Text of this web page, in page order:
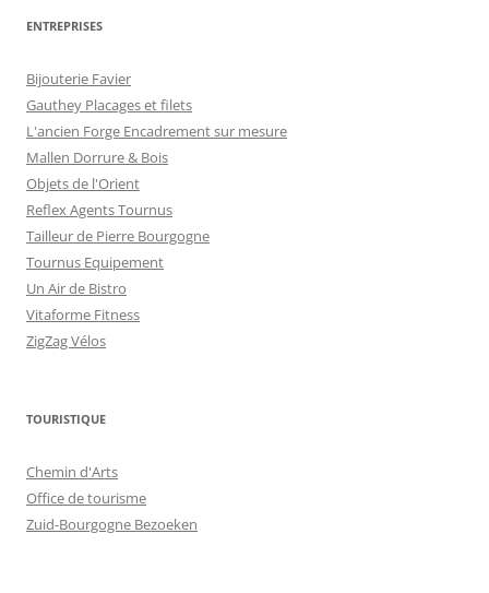
ENTREPRISES
Bijouterie Favier
Gauthey Placages et filets
L'ancien Forge Encadrement sur mesure
Mallen Dorrure & Bois
Objets de l'Orient
Reflex Agents Tournus
Tailleur de Pierre Bourgogne
Tournus Equipement
Un Air de Bistro
Vitaforme Fitness
ZigZag Vélos
TOURISTIQUE
Chemin d'Arts
Office de tourisme
Zuid-Bourgogne Bezoeken